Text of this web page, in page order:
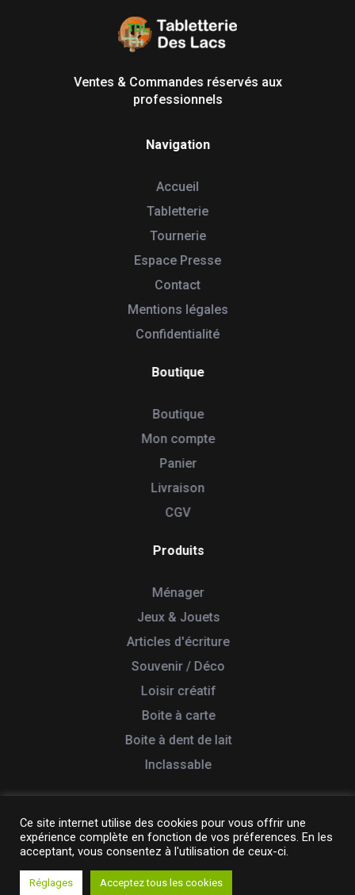
Ventes & Commandes réservés aux
professionnels
Navigation
Accueil
Tabletterie
Tournerie
Espace Presse
Contact
Mentions légales
Confidentialité
Boutique
Boutique
Mon compte
Panier
Livraison
CGV
Produits
Ménager
Jeux & Jouets
Articles d'écriture
Souvenir / Déco
Loisir créatif
Boite à carte
Boite à dent de lait
Inclassable
© 2026 Tabletterie des Lacs. Tous droits réservés
Création & Réalisation : Yata!
Ce site internet utilise des cookies pour vous offrir une
expérience complète en fonction de vos préferences. En les
acceptant, vous consentez à l'utilisation de ceux-ci.
Réglages Acceptez tous les cookies